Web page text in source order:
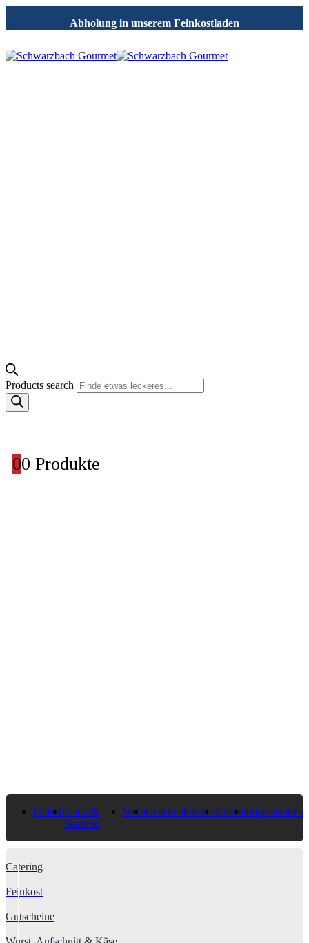
Abholung in unserem Feinkostladen
Products search
00 Produkte
FleischFisch &
Seafood
WeinGeschenkboxenEventsImpressionen
Catering
Feinkost
Gutscheine